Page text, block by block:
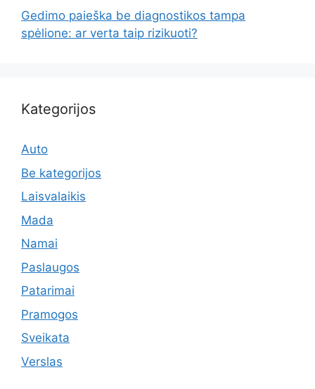
Gedimo paieška be diagnostikos tampa
spėlione: ar verta taip rizikuoti?
Kategorijos
Auto
Be kategorijos
Laisvalaikis
Mada
Namai
Paslaugos
Patarimai
Pramogos
Sveikata
Verslas